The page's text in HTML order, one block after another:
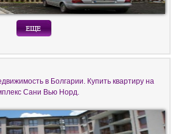
в Болгарии. Купить квартиру на
Сани Вью Норд.